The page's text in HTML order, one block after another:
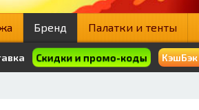
Бренд Палатки и тенты
Скидки и промо-коды КэшБэк